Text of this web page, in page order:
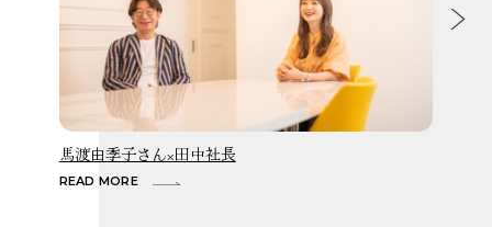
馬渡由季子さん×田中社長
READ MORE